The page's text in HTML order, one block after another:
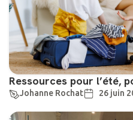
Ressources pour l’été,
Johanne Rochat 26 juin